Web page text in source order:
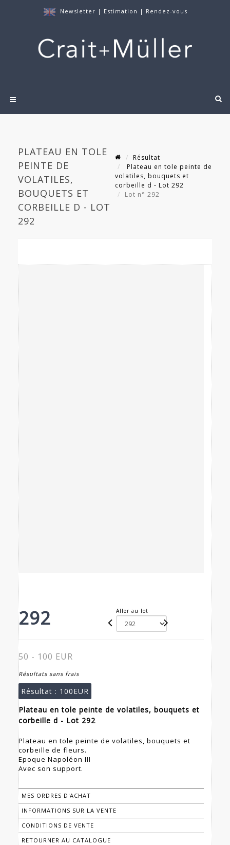
Newsletter | Estimation | Rendez-vous
PLATEAU EN TOLE
PEINTE DE
VOLATILES,
BOUQUETS ET
CORBEILLE D - LOT
292
Résultat
Plateau en tole peinte de
volatiles, bouquets et
corbeille d - Lot 292
Lot n° 292
292 Aller au lot
50 - 100 EUR
Résultats sans frais
Résultat : 100EUR
Plateau en tole peinte de volatiles, bouquets et
corbeille d - Lot 292
Plateau en tole peinte de volatiles, bouquets et
corbeille de fleurs.
Epoque Napoléon III
Avec son support.
MES ORDRES D'ACHAT
INFORMATIONS SUR LA VENTE
CONDITIONS DE VENTE
RETOURNER AU CATALOGUE